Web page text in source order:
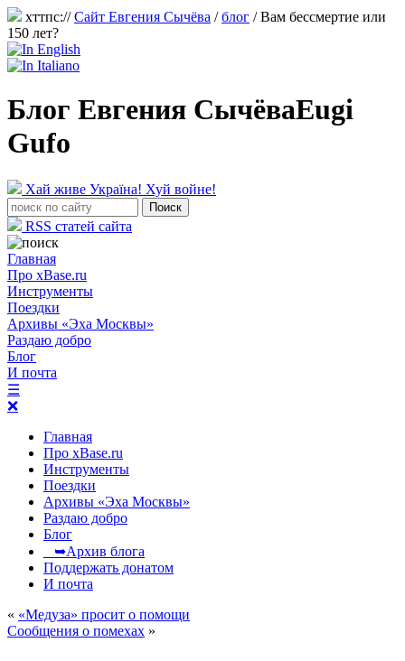
хттпс://Сайт Евгения Сычёва /блог /Вам бессмертие или
150 лет?
Блог Евгения СычёваEugi
Gufo
Хай живе Україна! Хуй войне!
RSS статей сайта
Главная
Про xBase.ru
Инструменты
Поездки
Архивы «Эха Москвы»
Раздаю добро
Блог
И почта
☰
❌
Главная
Про xBase.ru
Инструменты
Поездки
Архивы «Эха Москвы»
Раздаю добро
Блог
➥Архив блога
Поддержать донатом
И почта
« «Медуза» просит о помощи
Сообщения о помехах »